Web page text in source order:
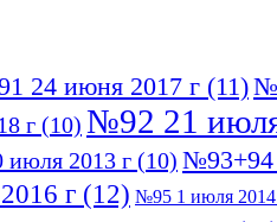
24 июня 2017 г (11)
г (10) №92 21
2013 г (10) №93+94
г (12) №95 1 июля 2014